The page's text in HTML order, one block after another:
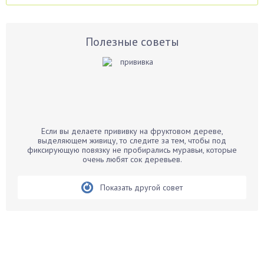
Аспарагус
Бархатцы
Бегония
Полезные советы
Если вы делаете прививку на фруктовом дереве,
выделяющем живицу, то следите за тем, чтобы под
фиксирующую повязку не пробирались муравьи, которые
очень любят сок деревьев.
Показать другой совет